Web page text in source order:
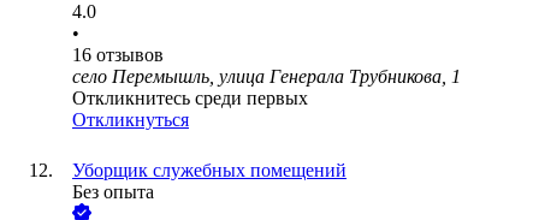
4.0
•
16 отзывов
село Перемышль, улица Генерала Трубникова, 1
Откликнитесь среди первых
Откликнуться
Уборщик служебных помещений
Без опыта